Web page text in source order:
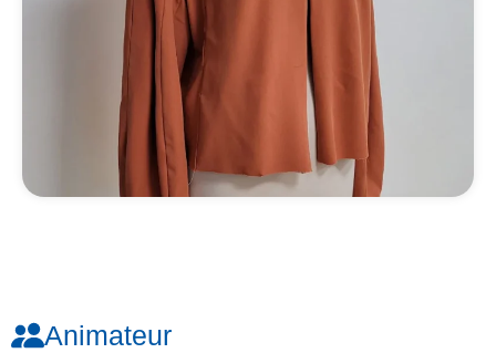
Animateur